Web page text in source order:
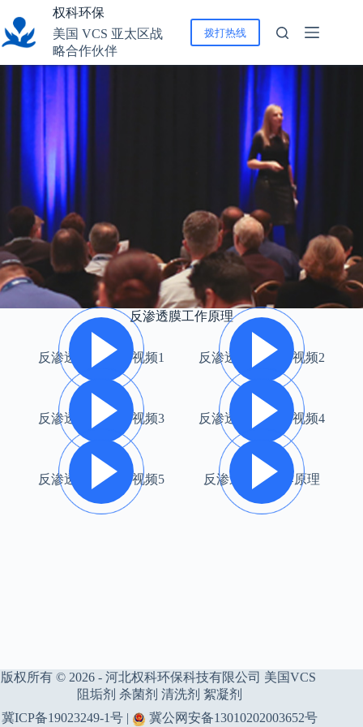
内
权科环保
美国 VCS 亚太区战
略合作伙伴
拨打热线
反渗透膜工作原理
反渗透工作原理 视频1 反渗透工作原理 视频2
反渗透工作原理 视频3 反渗透工作原理 视频4
反渗透工作原理 视频5 反渗透设备工作原理
版权所有 © 2026 - 河北权科环保科技有限公司 美国VCS
阻垢剂 杀菌剂 清洗剂 絮凝剂
冀ICP备19023249-1号 | 冀公网安备13010202003652号